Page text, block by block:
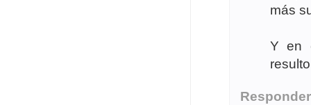
más
Y en
Responder